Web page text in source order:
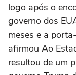
logo após o
governo dos
meses e a
afirmou Ao
resultou de um